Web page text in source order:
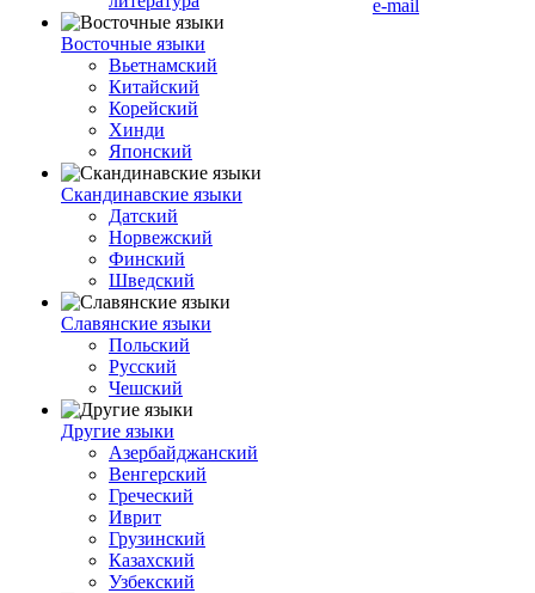
Восточные языки
Вьетнамский
Китайский
Корейский
Хинди
Японский
Скандинавские языки
Датский
Норвежский
Финский
Шведский
Славянские языки
Польский
Русский
Чешский
Другие языки
Азербайджанский
Венгерский
Греческий
Иврит
Грузинский
Казахский
Узбекский
e-mail